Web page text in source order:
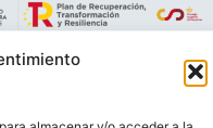
DE PRIVACIDAD